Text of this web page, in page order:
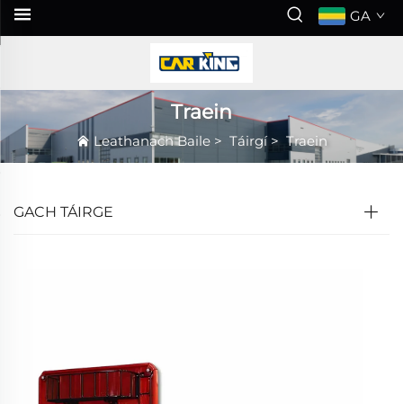
GA
Traein
Leathanach Baile> Táirgí> Traein
GACH TÁIRGE